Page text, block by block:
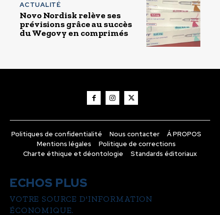
ACTUALITÉ
Novo Nordisk relève ses
prévisions grâce au succès
du Wegovy en comprimés
Politiques de confidentialité Nous contacter
Á PROPOS
Mentions légales
Politique de corrections
Charte éthique et déontologie
Standards éditoriaux
ECHOS PLUS
VOTRE SOURCE D'INFORMATION
ÉCONOMIQUE.